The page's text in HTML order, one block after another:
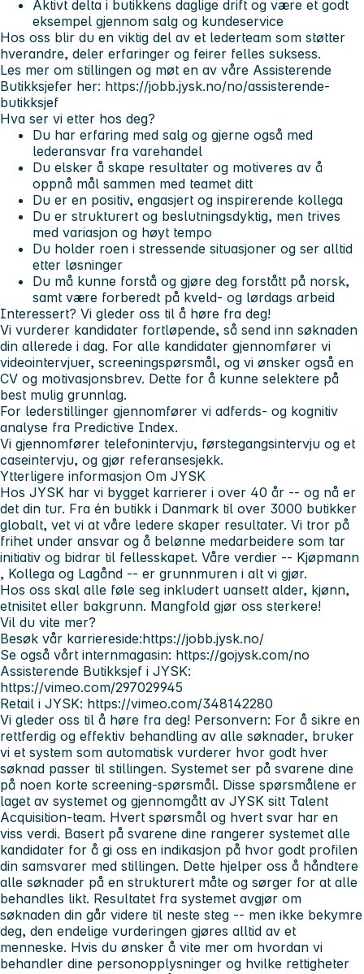
Aktivt delta i butikkens daglige drift og være et godt
eksempel gjennom salg og kundeservice
Hos oss blir du en viktig del av et lederteam som støtter
hverandre, deler erfaringer og feirer felles suksess.
Les mer om stillingen og møt en av våre Assisterende
Butikksjefer her: https://jobb.jysk.no/no/assisterende-
butikksjef
Hva ser vi etter hos deg?
Du har erfaring med salg og gjerne også med
lederansvar fra varehandel
Du elsker å skape resultater og motiveres av å
oppnå mål sammen med teamet ditt
Du er en positiv, engasjert og inspirerende kollega
Du er strukturert og beslutningsdyktig, men trives
med variasjon og høyt tempo
Du holder roen i stressende situasjoner og ser alltid
etter løsninger
Du må kunne forstå og gjøre deg forstått på norsk,
samt være forberedt på kveld- og lørdags arbeid
Interessert? Vi gleder oss til å høre fra deg!
Vi vurderer kandidater fortløpende, så send inn søknaden
din allerede i dag. For alle kandidater gjennomfører vi
videointervjuer, screeningspørsmål, og vi ønsker også en
CV og motivasjonsbrev. Dette for å kunne selektere på
best mulig grunnlag.
For lederstillinger gjennomfører vi adferds- og kognitiv
analyse fra Predictive Index.
Vi gjennomfører telefonintervju, førstegangsintervju og et
caseintervju, og gjør referansesjekk.
Ytterligere informasjon Om JYSK
Hos JYSK har vi bygget karrierer i over 40 år -- og nå er
det din tur. Fra én butikk i Danmark til over 3000 butikker
globalt, vet vi at våre ledere skaper resultater. Vi tror på
frihet under ansvar og å belønne medarbeidere som tar
initiativ og bidrar til fellesskapet. Våre verdier -- Kjøpmann
, Kollega og Lagånd -- er grunnmuren i alt vi gjør.
Hos oss skal alle føle seg inkludert uansett alder, kjønn,
etnisitet eller bakgrunn. Mangfold gjør oss sterkere!
Vil du vite mer?
Besøk vår karriereside:https://jobb.jysk.no/
Se også vårt internmagasin: https://gojysk.com/no
Assisterende Butikksjef i JYSK:
https://vimeo.com/297029945
Retail i JYSK: https://vimeo.com/348142280
Vi gleder oss til å høre fra deg! Personvern: For å sikre en
rettferdig og effektiv behandling av alle søknader, bruker
vi et system som automatisk vurderer hvor godt hver
søknad passer til stillingen. Systemet ser på svarene dine
på noen korte screening-spørsmål. Disse spørsmålene er
laget av systemet og gjennomgått av JYSK sitt Talent
Acquisition-team. Hvert spørsmål og hvert svar har en
viss verdi. Basert på svarene dine rangerer systemet alle
kandidater for å gi oss en indikasjon på hvor godt profilen
din samsvarer med stillingen. Dette hjelper oss å håndtere
alle søknader på en strukturert måte og sørger for at alle
behandles likt. Resultatet fra systemet avgjør om
søknaden din går videre til neste steg -- men ikke bekymre
deg, den endelige vurderingen gjøres alltid av et
menneske. Hvis du ønsker å vite mer om hvordan vi
behandler dine personopplysninger og hvilke rettigheter